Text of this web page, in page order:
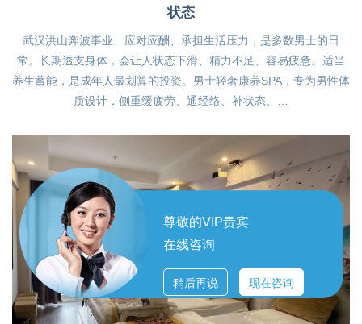
尊敬的VIP贵宾
在线咨询
稍后再说 现在咨询
状态
武汉洪山奔波事业、应对应酬、承担生活压力，是多数男士的日
常。长期透支身体，会让人状态下滑、精力不足、容易疲惫。适当
养生蓄能，是成年人最划算的投资。男士轻奢康养SPA，专为男性体
质设计，侧重缓疲劳、通经络、补状态、…